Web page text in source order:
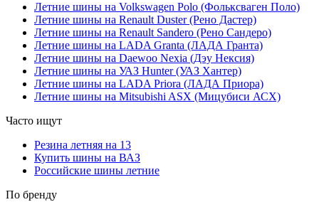
Летние шины на Volkswagen Polo (Фольксваген Поло)
Летние шины на Renault Duster (Рено Дастер)
Летние шины на Renault Sandero (Рено Сандеро)
Летние шины на LADA Granta (ЛАДА Гранта)
Летние шины на Daewoo Nexia (Дэу Нексия)
Летние шины на УАЗ Hunter (УАЗ Хантер)
Летние шины на LADA Priora (ЛАДА Приора)
Летние шины на Mitsubishi ASX (Мицубиси АСХ)
Часто ищут
Резина летняя на 13
Купить шины на ВАЗ
Российские шины летние
По бренду